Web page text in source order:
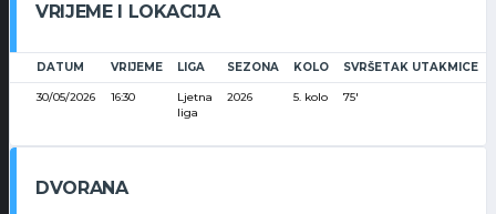
VRIJEME I LOKACIJA
DATUM VRIJEME LIGA SEZONA KOLO SVRŠETAK UTAKMICE
30/05/2026 16:30
Ljetna
liga
2026 5. kolo 75'
DVORANA